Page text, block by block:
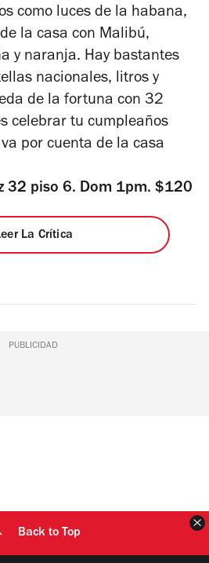
como luces de la habana,
la casa con Malibú,
y naranja. Hay bastantes
nacionales, litros y
de la fortuna con 32
celebrar tu cumpleaños
por cuenta de la casa
32 piso 6. Dom 1pm. $120
La Crítica
PUBLICIDAD
Back to Top